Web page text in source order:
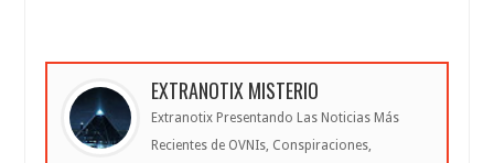
EXTRANOTIX MISTERIO
Extranotix Presentando Las Noticias Más
Recientes de OVNIs, Conspiraciones,